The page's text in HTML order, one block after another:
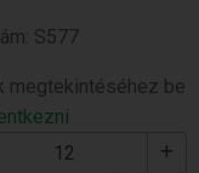
S577
megtekintéséhez be